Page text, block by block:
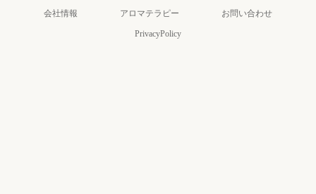
会社情報 アロマテラピー お問い合わせ
PrivacyPolicy